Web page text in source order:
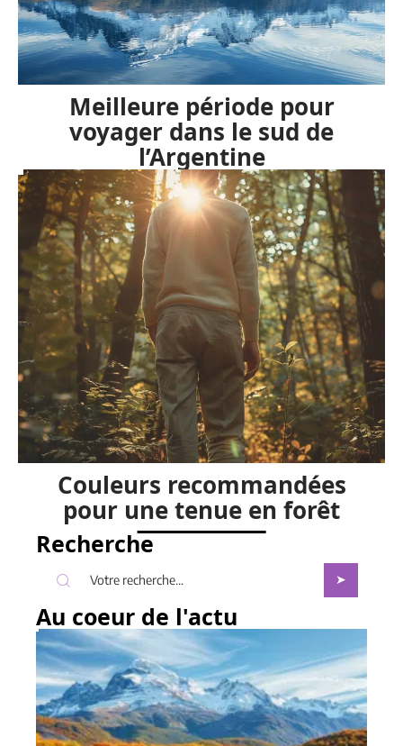
Meilleure période pour
voyager dans le sud de
l’Argentine
Couleurs recommandées
pour une tenue en forêt
Recherche
Au coeur de l'actu